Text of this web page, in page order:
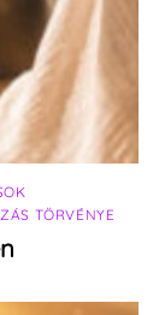
TÖRVÉNYE